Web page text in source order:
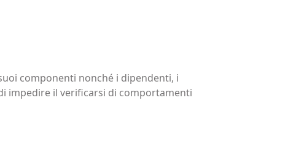
componenti nonché i dipendenti, i
impedire il verificarsi di comportamenti